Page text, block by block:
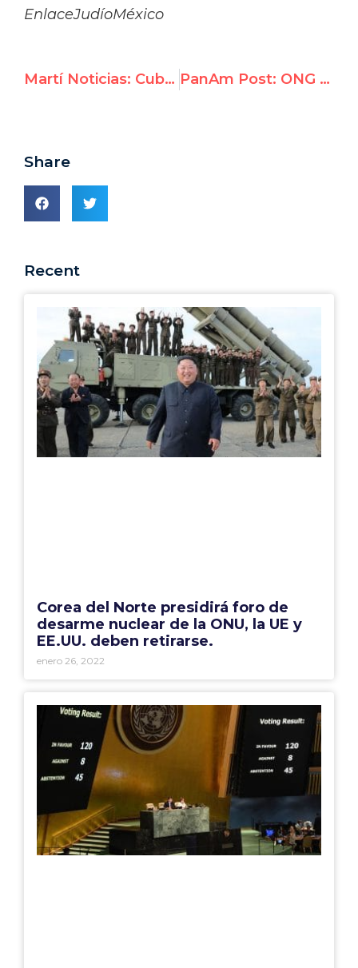
EnlaceJudíoMéxico
Martí Noticias: Cuba intenta sin éxito silenciar a representante de UN Watch en Ginebra PanAm Post: ONG exige expulsión de Venezuela, Cuba y Bolivia del Consejo de DD. HH. de la ONU
Share
Recent
Corea del Norte presidirá foro de
desarme nuclear de la ONU, la UE y
EE.UU. deben retirarse.
enero 26, 2022